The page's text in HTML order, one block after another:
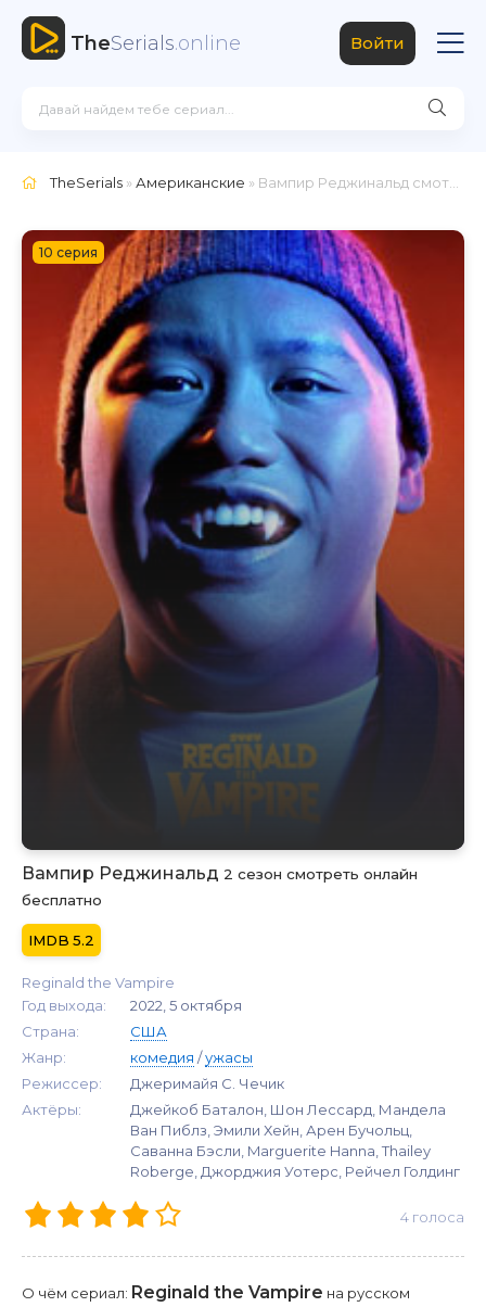
TheSerials.online Войти
TheSerials »Американские » Вампир Реджинальд смотреть онлайн
10 серия
Вампир Реджинальд 2 сезон смотреть онлайн
бесплатно
5.2
Reginald the Vampire
Год выхода:
2022, 5 октября
Страна:
США
Жанр:
комедия /ужасы
Режиссер:
Джеримайя С. Чечик
Актёры:
Джейкоб Баталон, Шон Лессард, Мандела
Ван Пиблз, Эмили Хейн, Арен Бучольц,
Саванна Бэсли, Marguerite Hanna, Thailey
Roberge, Джорджия Уотерс, Рейчел Голдинг
4 голоса
О чём сериал: Reginald the Vampire на русском